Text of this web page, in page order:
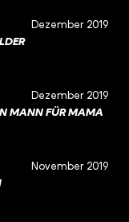
Dezember 2019
Dezember 2019
MANN FÜR MAMA
November 2019